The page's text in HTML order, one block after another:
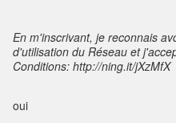
En m'inscrivant, je reconnais
d'utilisation du Réseau et
Conditions: http://ning.it/jXzMfX
oui